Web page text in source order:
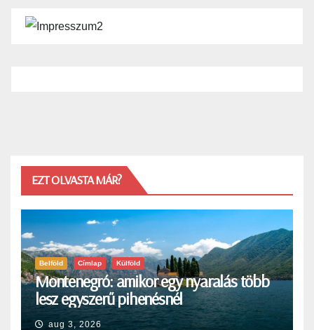
EZT OLVASTA MÁR?
Belföld Címlap Külföld
Montenegró: amikor egy nyaralás több
lesz egyszerű pihenésnél
aug 3, 2026